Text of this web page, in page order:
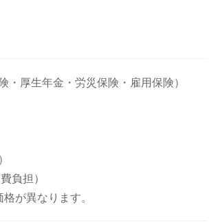
・厚生年金・労災保険・雇用保険）
負担）
が異なります。